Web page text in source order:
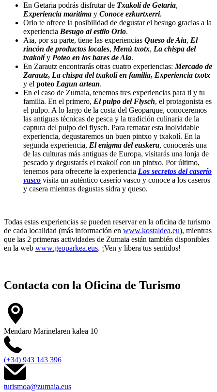
En Getaria podrás disfrutar de Txakolí de Getaria,
Experiencia marítima y Conoce ezkurtxerri.
Orio te ofrece la posibilidad de degustar el besugo gracias a la
experiencia Besugo al estilo Orio.
Aia, por su parte, tiene las experiencias Queso de Aia, El
rincón de productos locales, Menú txotx, La chispa del
txakolíy Poteo en los bares de Aia.
En Zarautz encontrarás otras cuatro experiencias: Mercado de
Zarautz, La chispa del txakolí en familia, Experiencia txotx
y el poteo Lagun artean.
En el caso de Zumaia, tenemos tres experiencias para ti y tu
familia. En el primero, El pulpo del Flysch, el protagonista es
el pulpo. A lo largo de la costa del Geoparque, conoceremos
las antiguas técnicas de pesca y la tradición culinaria de la
captura del pulpo del flysch. Para rematar esta inolvidable
experiencia, degustaremos un buen pintxo y txakolí. En la
segunda experiencia, El enigma del euskera, conocerás una
de las culturas más antiguas de Europa, visitarás una lonja de
pescado y degustarás el txakolí con un pintxo. Por último,
tenemos para ofrecerte la experiencia Los secretos del caserío
vasco visita un auténtico caserío vasco y conoce a los caseros
y casera mientras degustas sidra y queso.
Todas estas experiencias se pueden reservar en la oficina de turismo
de cada localidad (más información en www.kostaldea.eu), mientras
que las 2 primeras actividades de Zumaia están también disponibles
en la web www.geoparkea.eus. ¡Ven y libera tus sentidos!
Contacta con la Oficina de Turismo
Mendaro Marinelaren kalea 10
(+34) 943 143 396
turismoa@zumaia.eus